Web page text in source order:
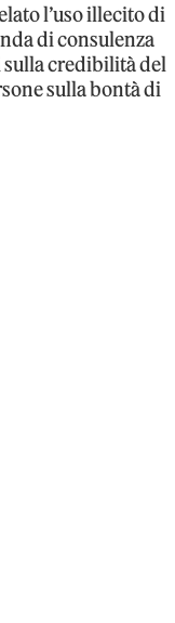
l’uso illecito di
di consulenza
credibilità del
sulla bontà di